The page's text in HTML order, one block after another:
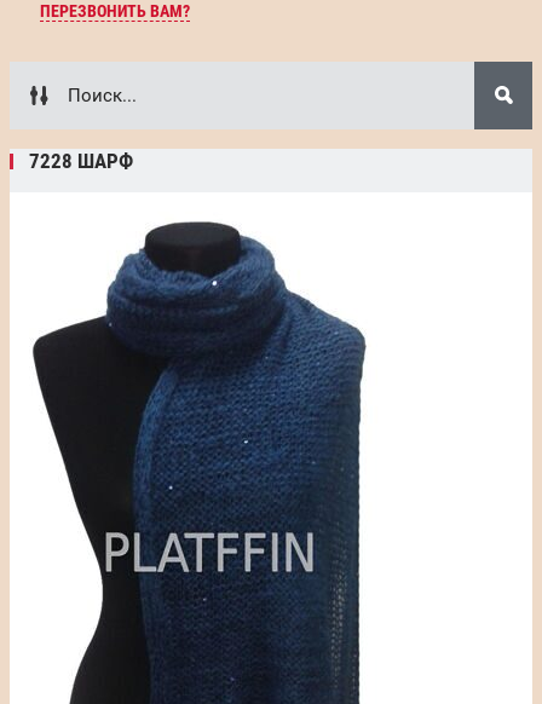
ПЕРЕЗВОНИТЬ ВАМ?
7228 ШАРФ